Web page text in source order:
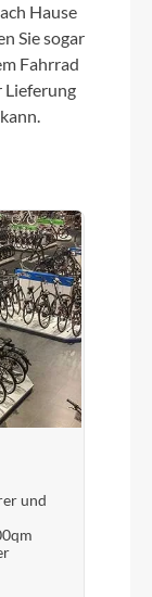
Hause
Sie sogar
Fahrrad
Lieferung
und